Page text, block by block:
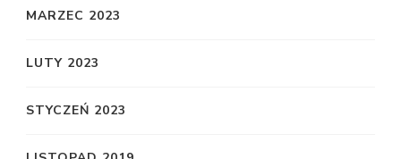
MARZEC 2023
LUTY 2023
STYCZEŃ 2023